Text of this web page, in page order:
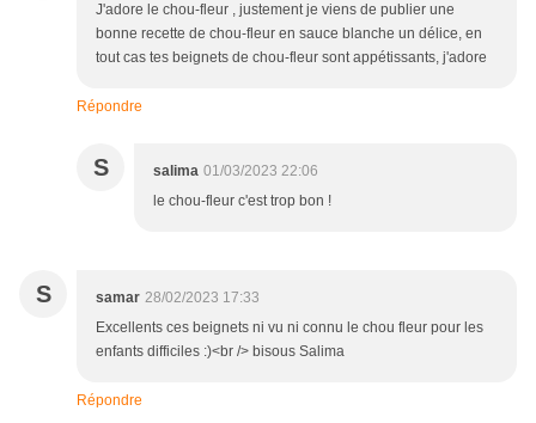
J'adore le chou-fleur , justement je viens de publier une
bonne recette de chou-fleur en sauce blanche un délice, en
tout cas tes beignets de chou-fleur sont appétissants, j'adore
Répondre
S salima 01/03/2023 22:06
le chou-fleur c'est trop bon !
S samar 28/02/2023 17:33
Excellents ces beignets ni vu ni connu le chou fleur pour les
enfants difficiles :)<br /> bisous Salima
Répondre